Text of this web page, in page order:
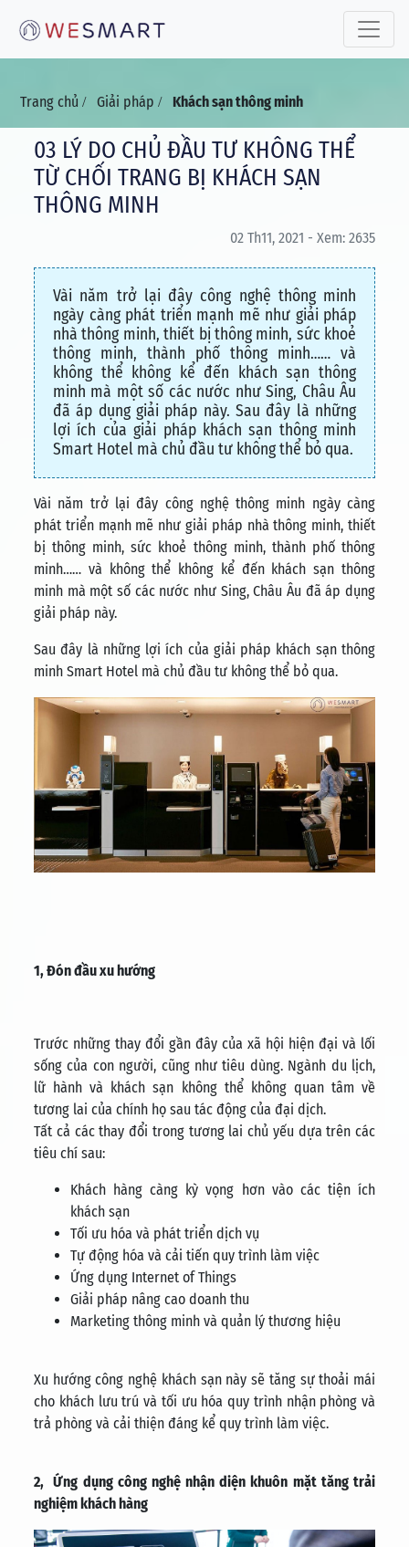
Trang chủ / Giải pháp / Khách sạn thông minh
03 LÝ DO CHỦ ĐẦU TƯ KHÔNG THỂ
TỪ CHỐI TRANG BỊ KHÁCH SẠN
THÔNG MINH
02 Th11, 2021 - Xem: 2635
Vài năm trở lại đây công nghệ thông minh
ngày càng phát triển mạnh mẽ như giải pháp
nhà thông minh, thiết bị thông minh, sức khoẻ
thông minh, thành phố thông minh…… và
không thể không kể đến khách sạn thông
minh mà một số các nước như Sing, Châu Âu
đã áp dụng giải pháp này. Sau đây là những
lợi ích của giải pháp khách sạn thông minh
Smart Hotel mà chủ đầu tư không thể bỏ qua.
Vài năm trở lại đây công nghệ thông minh ngày càng
phát triển mạnh mẽ như giải pháp nhà thông minh, thiết
bị thông minh, sức khoẻ thông minh, thành phố thông
minh…… và không thể không kể đến khách sạn thông
minh mà một số các nước như Sing, Châu Âu đã áp dụng
giải pháp này.
Sau đây là những lợi ích của giải pháp khách sạn thông
minh Smart Hotel mà chủ đầu tư không thể bỏ qua.
1, Đón đầu xu hướng
Trước những thay đổi gần đây của xã hội hiện đại và lối
sống của con người, cũng như tiêu dùng. Ngành du lịch,
lữ hành và khách sạn không thể không quan tâm về
tương lai của chính họ sau tác động của đại dịch.
Tất cả các thay đổi trong tương lai chủ yếu dựa trên các
tiêu chí sau:
Khách hàng càng kỳ vọng hơn vào các tiện ích
khách sạn
Tối ưu hóa và phát triển dịch vụ
Tự động hóa và cải tiến quy trình làm việc
Ứng dụng Internet of Things
Giải pháp nâng cao doanh thu
Marketing thông minh và quản lý thương hiệu
Xu hướng công nghệ khách sạn này sẽ tăng sự thoải mái
cho khách lưu trú và tối ưu hóa quy trình nhận phòng và
trả phòng và cải thiện đáng kể quy trình làm việc.
2, Ứng dụng công nghệ nhận diện khuôn mặt tăng trải
nghiệm khách hàng